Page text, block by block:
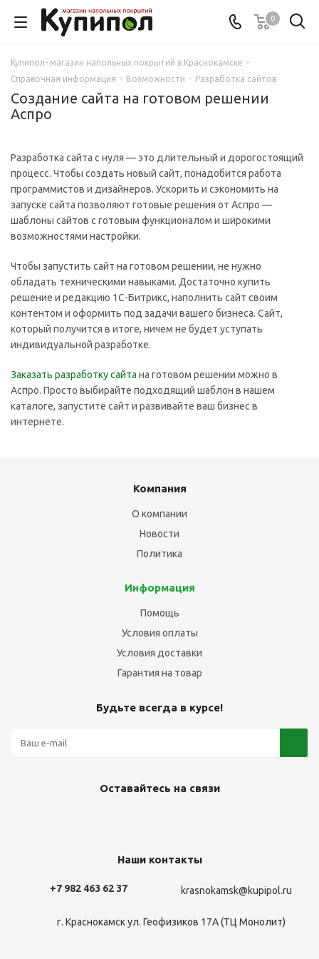
0
Купипол- магазин напольных покрытий в Краснокамске -
Справочная информация - Возможности - Разработка сайтов
Создание сайта на готовом решении
Аспро
Разработка сайта с нуля — это длительный и дорогостоящий
процесс. Чтобы создать новый сайт, понадобится работа
программистов и дизайнеров. Ускорить и сэкономить на
запуске сайта позволяют готовые решения от Аспро —
шаблоны сайтов с готовым функционалом и широкими
возможностями настройки.
Чтобы запустить сайт на готовом решении, не нужно
обладать техническими навыками. Достаточно купить
решение и редакцию 1С-Битрикс, наполнить сайт своим
контентом и оформить под задачи вашего бизнеса. Сайт,
который получится в итоге, ничем не будет уступать
индивидуальной разработке.
Заказать разработку сайта на готовом решении можно в
Аспро. Просто выбирайте подходящий шаблон в нашем
каталоге, запустите сайт и развивайте ваш бизнес в
интернете.
Компания
О компании
Новости
Политика
Информация
Помощь
Условия оплаты
Условия доставки
Гарантия на товар
Будьте всегда в курсе!
Оставайтесь на связи
Наши контакты
+7 982 463 62 37 krasnokamsk@kupipol.ru
г. Краснокамск ул. Геофизиков 17А (ТЦ Монолит)